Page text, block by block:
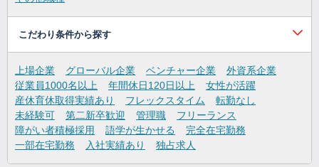
こだわり条件から探す
上場企業 グローバル企業 ベンチャー企業
外資系企業
従業員1000名以上
年間休日120日以上
女性が活躍
産休育休取得実績あり
フレックスタイム
転勤なし
未経験可
第二新卒歓迎 管理職
フリーランス
障がい者積極採用
語学が生かせる
完全在宅勤務
一部在宅勤務
入社実績あり 独占求人